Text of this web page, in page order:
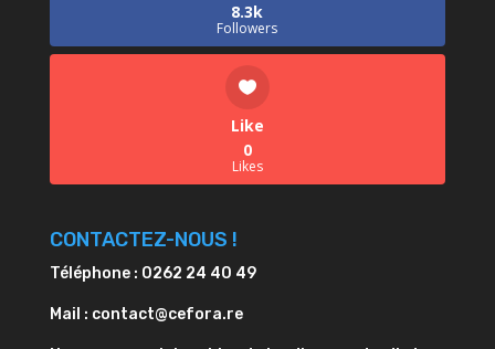
8.3k
Followers
Like
0
Likes
CONTACTEZ-NOUS !
Téléphone : 0262 24 40 49
Mail : contact@cefora.re